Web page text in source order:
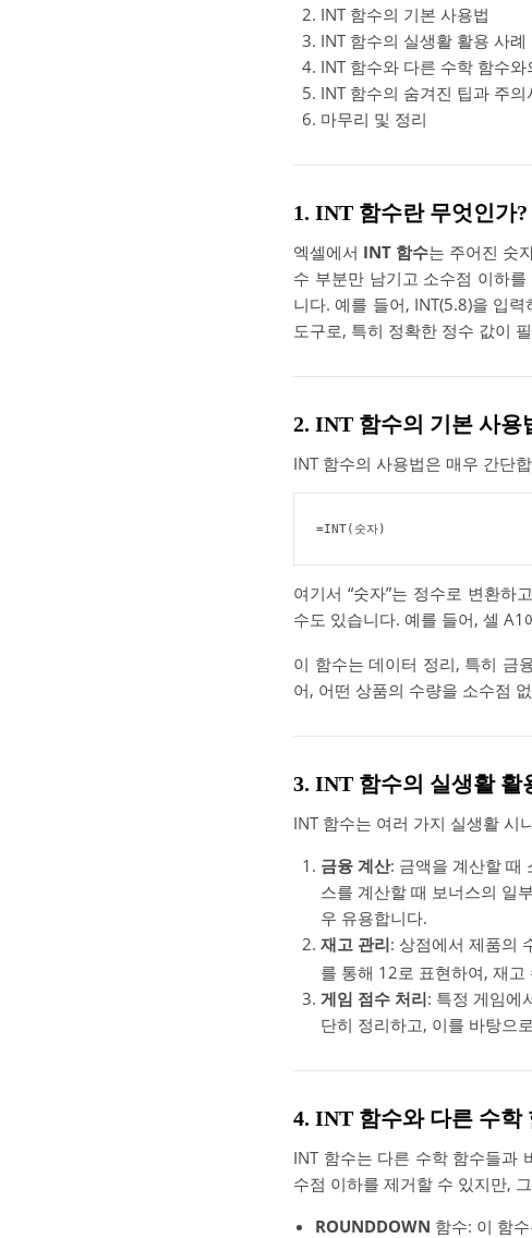
INT 함수의 기본 사용법
INT 함수의 실생활 활용 사례
INT 함수와 다른 수학 함수와
INT 함수의 숨겨진 팁과 주의
마무리 및 정리
1. INT 함수란 무엇인가?
엑셀에서 INT 함수는 주어진 숫
수 부분만 남기고 소수점 이하
니다. 예를 들어, INT(5.8)을 입
도구로, 특히 정확한 정수 값이
2. INT 함수의 기본 사용
INT 함수의 사용법은 매우 간단
=INT(숫자)
여기서 “숫자”는 정수로 변환
수도 있습니다. 예를 들어, 셀
이 함수는 데이터 정리, 특히 금
어, 어떤 상품의 수량을 소수점
3. INT 함수의 실생활 활
INT 함수는 여러 가지 실생활 시
금융 계산: 금액을 계산할 때
스를 계산할 때 보너스의 일
우 유용합니다.
재고 관리: 상점에서 제품의
를 통해 12로 표현하여, 재
게임 점수 처리: 특정 게임에
단히 정리하고, 이를 바탕으
4. INT 함수와 다른 수학
INT 함수는 다른 수학 함수들과
수점 이하를 제거할 수 있지만,
ROUNDDOWN 함수: 이 함